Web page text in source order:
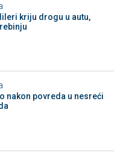
kriju drogu u autu,
nakon povreda u nesreći